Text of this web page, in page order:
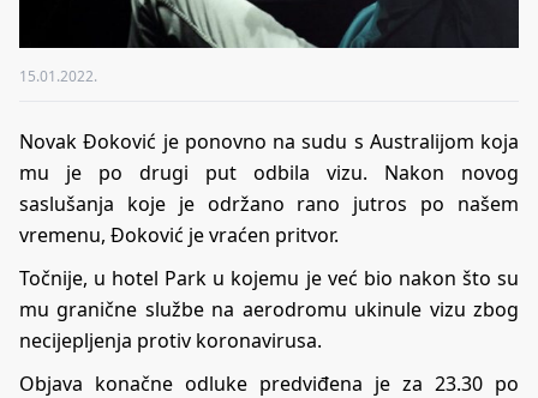
15.01.2022.
Novak Đoković je ponovno na sudu s Australijom koja
mu je po drugi put odbila vizu. Nakon novog
saslušanja koje je održano rano jutros po našem
vremenu, Đoković je vraćen pritvor.
Točnije, u hotel Park u kojemu je već bio nakon što su
mu granične službe na aerodromu ukinule vizu zbog
necijepljenja protiv koronavirusa.
Objava konačne odluke predviđena je za 23.30 po